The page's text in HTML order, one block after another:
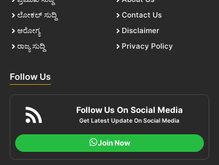
ಲೋಕಲ್ ಸುದ್ದಿ
ಆರೋಗ್ಯ
ರಾಜ್ಯ ಸುದ್ದಿ
Contact Us
Disclaimer
Privacy Policy
Follow Us
Follow Us On Social Media
Get Latest Update On Social Media
Join Now